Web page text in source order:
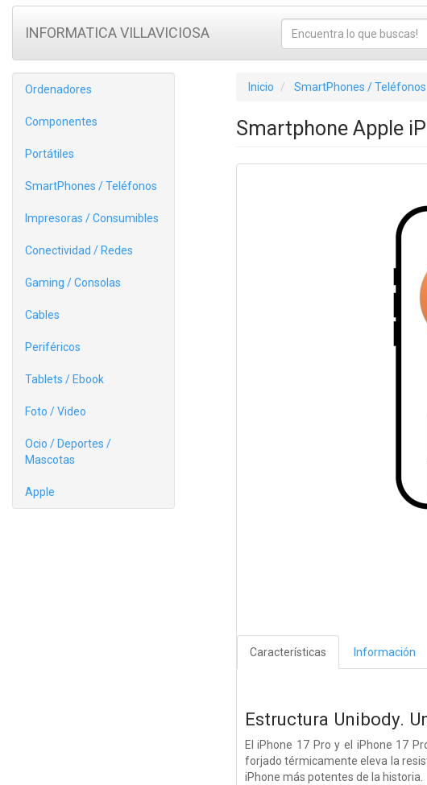
INFORMATICA VILLAVICIOSA
Ordenadores
Componentes
Portátiles
SmartPhones / Teléfonos
Impresoras / Consumibles
Conectividad / Redes
Gaming / Consolas
Cables
Periféricos
Tablets / Ebook
Foto / Video
Ocio / Deportes /
Mascotas
Apple
Inicio SmartPhones / Teléfonos
Smartphone Apple
Características Información
Estructura Unibody.
El iPhone 17 Pro y el iPhone 17
forjado térmicamente eleva la
iPhone más potentes de la historia.